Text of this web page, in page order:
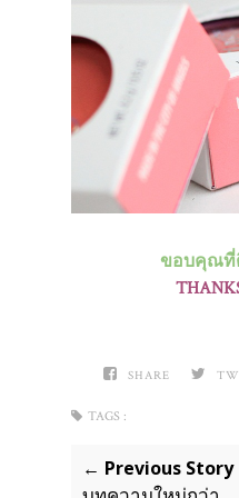
ขอบคุณที่
SHARE
TAGS :
← Previous Story